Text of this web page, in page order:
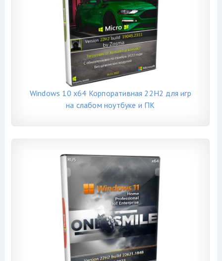
Windows 10 x64 Корпоративная 22H2 для игр
на слабом ноутбуке и ПК